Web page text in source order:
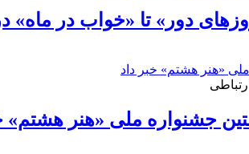
دور» تا «خواب در ماه»
جشنواره ملی «هنر هشتم»